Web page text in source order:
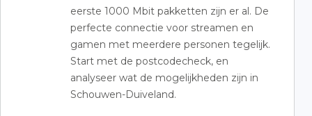
eerste 1000 Mbit pakketten zijn er al. De
perfecte connectie voor streamen en
gamen met meerdere personen tegelijk.
Start met de postcodecheck, en
analyseer wat de mogelijkheden zijn in
Schouwen-Duiveland.